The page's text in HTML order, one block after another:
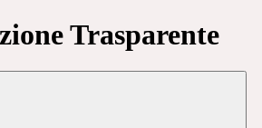
Trasparente